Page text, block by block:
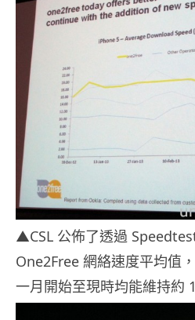
▲CSL 公佈了透過
One2Free 網絡速度平均值
一月開始至現時均能維持約